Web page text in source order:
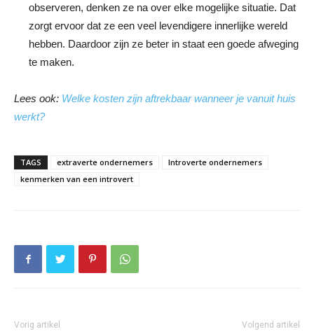
observeren, denken ze na over elke mogelijke situatie. Dat
zorgt ervoor dat ze een veel levendigere innerlijke wereld
hebben. Daardoor zijn ze beter in staat een goede afweging
te maken.
Lees ook: Welke kosten zijn aftrekbaar wanneer je vanuit huis
werkt?
TAGS extraverte ondernemers
Introverte ondernemers
kenmerken van een introvert
Vorig artikel Volgend artikel